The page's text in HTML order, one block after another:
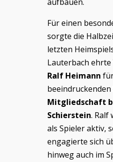
aufbauen.
Für einen
sorgte die
letzten
Lauterbach
Ralf Heimann
beeindruckenden
Mitgliedschaft
Schierstein. Ralf
als Spieler aktiv,
engagierte sich
hinweg auch im